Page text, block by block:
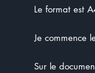
Le format est
Je commence
Sur le